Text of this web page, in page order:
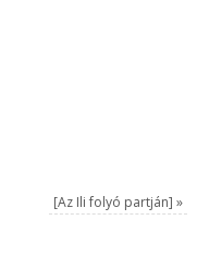
[Az Ili folyó partján] »